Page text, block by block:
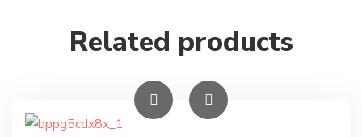
Related products